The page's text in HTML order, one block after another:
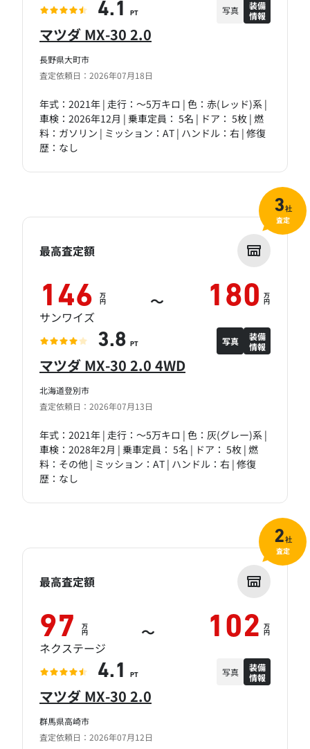
長野県大町市
査定依頼日：2026年07月18日
マツダ MX-30 2.0
年式：2021年 | 走行：～5万キロ | 色：赤(レッド)系 |
車検：2026年12月 | 乗車定員： 5名 | ドア： 5枚 | 燃
料：ガソリン | ミッション：AT | ハンドル：右 | 修復
歴：なし
4.1 PT 写真
装備
情報
北海道登別市
査定依頼日：2026年07月13日
マツダ MX-30 2.0 4WD
年式：2021年 | 走行：～5万キロ | 色：灰(グレー)系 |
車検：2028年2月 | 乗車定員： 5名 | ドア： 5枚 | 燃
料：その他 | ミッション：AT | ハンドル：右 | 修復
歴：なし
最高査定額
146 万
円 ～ 180 万
円
サンワイズ
3.8 PT 写真
装備
情報
3社
査定
群馬県高崎市
査定依頼日：2026年07月12日
マツダ MX-30 2.0
最高査定額
97 万
円 ～ 102 万
円
ネクステージ
4.1 PT 写真
装備
情報
2社
査定